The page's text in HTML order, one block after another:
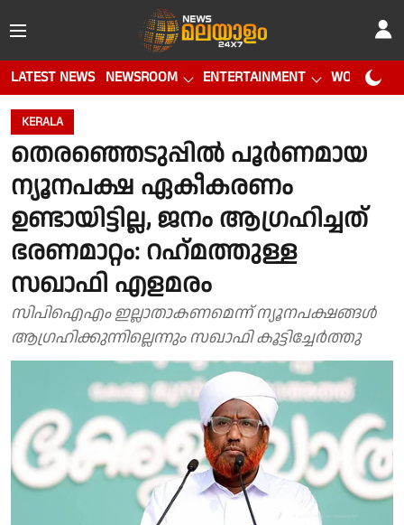
LATEST NEWS NEWSROOM ENTERTAINMENT WORLD CUP
KERALA
തെരഞ്ഞെടുപ്പില്‍ പൂര്‍ണമായ
ന്യൂനപക്ഷ ഏകീകരണം
ഉണ്ടായിട്ടില്ല, ജനം ആഗ്രഹിച്ചത്
ഭരണമാറ്റം: റഹ്‌മത്തുള്ള
സഖാഫി എളമരം
സിപിഐഎം ഇല്ലാതാകണമെന്ന് ന്യൂനപക്ഷങ്ങൾ
ആഗ്രഹിക്കുന്നില്ലെന്നും സഖാഫി കൂട്ടിച്ചേർത്തു